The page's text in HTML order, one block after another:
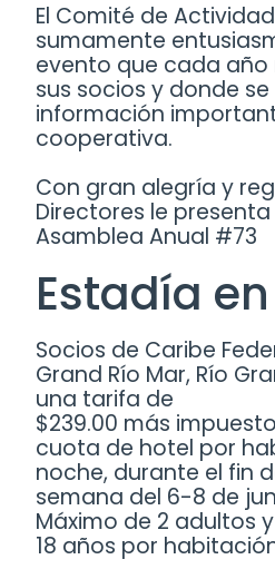
El Comité de
sumamente
evento que cada año
sus socios y donde
información
cooperativa.
Con gran alegría y
Directores le
Asamblea Anual #73
Estadía
Socios de Caribe
Grand Río Mar, Río
una tarifa de
$239.00 más
cuota de hotel por
noche, durante el fin
semana del 6-8 de
Máximo de 2 adultos
18 años por